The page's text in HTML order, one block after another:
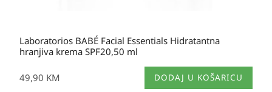
Laboratorios BABÉ Facial Essentials Hidratantna
hranjiva krema SPF20,50 ml
49,90 KM DODAJ U KOŠARICU